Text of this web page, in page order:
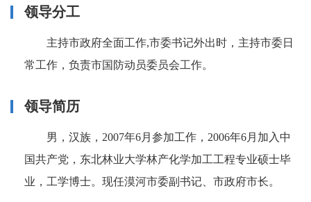
领导分工
主持市政府全面工作,市委书记外出时，主持市委日
常工作，负责市国防动员委员会工作。
领导简历
男，汉族，2007年6月参加工作，2006年6月加入中
国共产党，东北林业大学林产化学加工工程专业硕士毕
业，工学博士。现任漠河市委副书记、市政府市长。